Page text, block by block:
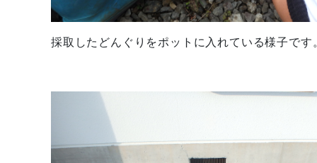
採取したどんぐりをポットに入れている様子です